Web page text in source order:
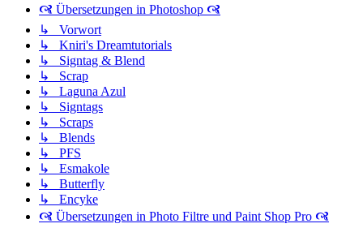
🙧 Übersetzungen in Photoshop 🙧
↳ Vorwort
↳ Kniri's Dreamtutorials
↳ Signtag & Blend
↳ Scrap
↳ Laguna Azul
↳ Signtags
↳ Scraps
↳ Blends
↳ PFS
↳ Esmakole
↳ Butterfly
↳ Encyke
🙧 Übersetzungen in Photo Filtre und Paint Shop Pro 🙧